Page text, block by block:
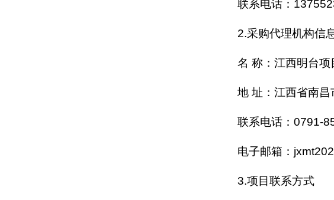
联系电话：
2.采购代理机构信
名 称：江西明台项
地 址：江西省南
联系电话：0791-
电子邮箱：
3.项目联系方式